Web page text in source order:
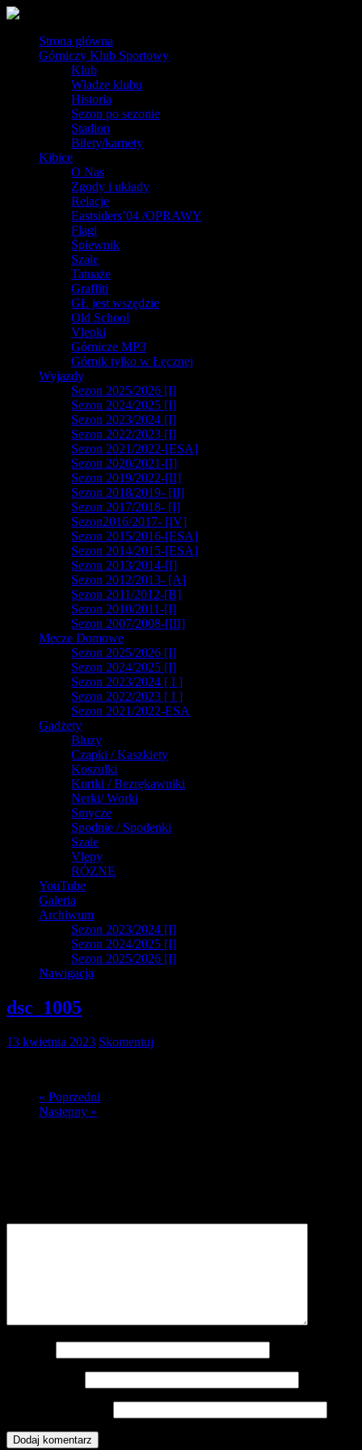
Strona główna
Górniczy Klub Sportowy
Klub
Władze klubu
Historia
Sezon po sezonie
Stadion
Bilety/karnety
Kibice
O Nas
Zgody i układy
Relacje
Eastsiders’04 /OPRAWY
Flagi
Śpiewnik
Szale
Tatuaże
Graffiti
GŁ jest wszędzie
Old School
Vlepki
Górnicze MP3
Górnik tylko w Łęcznej
Wyjazdy
Sezon 2025/2026 [I]
Sezon 2024/2025 [I]
Sezon 2023/2024 [I]
Sezon 2022/2023 [I]
Sezon 2021/2022-[ESA]
Sezon 2020/2021-[I]
Sezon 2019/2022-[II]
Sezon 2018/2019- [II]
Sezon 2017/2018- [I]
Sezon2016/2017- [IV]
Sezon 2015/2016-[ESA]
Sezon 2014/2015-[ESA]
Sezon 2013/2014-[I]
Sezon 2012/2013- [A]
Sezon 2011/2012-[B]
Sezon 2010/2011-[I]
Sezon 2007/2008-[III]
Mecze Domowe
Sezon 2025/2026 [I]
Sezon 2024/2025 [I]
Sezon 2023/2024 [ I ]
Sezon 2022/2023 [ I ]
Sezon 2021/2022-ESA
Gadżety
Bluzy
Czapki / Kaszkiety
Koszulki
Kurtki / Bezrękawniki
Nerki/ Worki
Smycze
Spodnie / Spodenki
Szale
Vlepy
RÓZNE
YouTube
Galeria
Archiwum
Sezon 2023/2024 [I]
Sezon 2024/2025 [I]
Sezon 2025/2026 [I]
Nawigacja
dsc_1005
13 kwietnia 2023 Skomentuj
« Poprzedni
Następny »